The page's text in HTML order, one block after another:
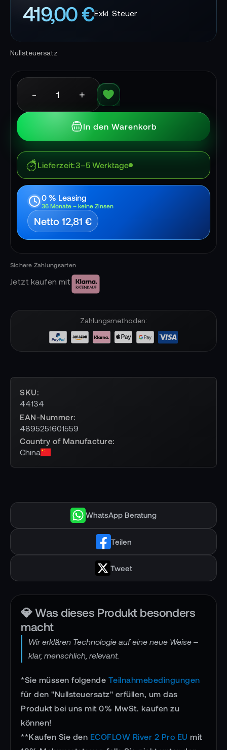
419,00 €
Nullsteuersatz
- +
In den Warenkorb
Lieferzeit 3–5 Werktage
0 % Leasing
36 Monate – keine Zinsen
Netto 12,81 €
Jetzt kaufen mit
Zahlungsmethoden:
SKU
44134
EAN-Nummer
4895251601559
Country of Manufacture
China
WhatsApp Beratung
Teilen
Tweet
💎 Was dieses Produkt besonders
macht
Wir erklären Technologie auf eine neue Weise –
klar, menschlich, relevant.
*Sie müssen folgende Teilnahmebedingungen
für den "Nullsteuersatz" erfüllen, um das
Produkt bei uns mit 0% MwSt. kaufen zu
können!
**Kaufen Sie den ECOFLOW River 2 Pro EU mit